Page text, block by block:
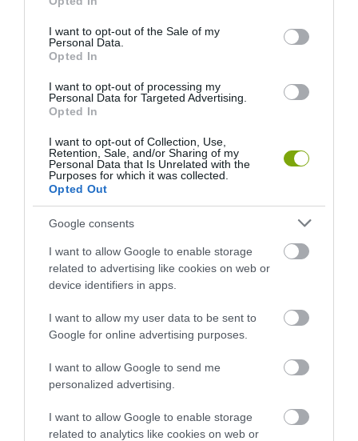
use your data for below specified purposes in below Google
consent section.
I want to opt-out of the Sale of my
Personal Data.
Opted In
I want to opt-out of processing my
Personal Data for Targeted Advertising.
Opted In
I want to opt-out of Collection, Use,
Retention, Sale, and/or Sharing of my
Personal Data that Is Unrelated with the
Purposes for which it was collected.
Opted Out
Google consents
I want to allow Google to enable storage
related to advertising like cookies on web or
device identifiers in apps.
I want to allow my user data to be sent to
Google for online advertising purposes.
I want to allow Google to send me
personalized advertising.
I want to allow Google to enable storage
related to analytics like cookies on web or